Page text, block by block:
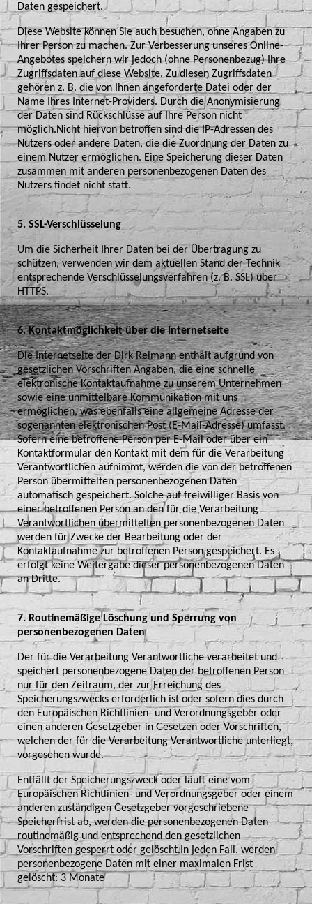
Daten gespeichert.
Diese Website können Sie auch besuchen, ohne Angaben zu
Ihrer Person zu machen. Zur Verbesserung unseres Online-
Angebotes speichern wir jedoch (ohne Personenbezug) Ihre
Zugriffsdaten auf diese Website. Zu diesen Zugriffsdaten
gehören z. B. die von Ihnen angeforderte Datei oder der
Name Ihres Internet-Providers. Durch die Anonymisierung
der Daten sind Rückschlüsse auf Ihre Person nicht
möglich.Nicht hiervon betroffen sind die IP-Adressen des
Nutzers oder andere Daten, die die Zuordnung der Daten zu
einem Nutzer ermöglichen. Eine Speicherung dieser Daten
zusammen mit anderen personenbezogenen Daten des
Nutzers findet nicht statt.
5. SSL-Verschlüsselung
Um die Sicherheit Ihrer Daten bei der Übertragung zu
schützen, verwenden wir dem aktuellen Stand der Technik
entsprechende Verschlüsselungsverfahren (z. B. SSL) über
HTTPS.
6. Kontaktmöglichkeit über die Internetseite
Die Internetseite der Dirk Reimann enthält aufgrund von
gesetzlichen Vorschriften Angaben, die eine schnelle
elektronische Kontaktaufnahme zu unserem Unternehmen
sowie eine unmittelbare Kommunikation mit uns
ermöglichen, was ebenfalls eine allgemeine Adresse der
sogenannten elektronischen Post (E-Mail-Adresse) umfasst.
Sofern eine betroffene Person per E-Mail oder über ein
Kontaktformular den Kontakt mit dem für die Verarbeitung
Verantwortlichen aufnimmt, werden die von der betroffenen
Person übermittelten personenbezogenen Daten
automatisch gespeichert. Solche auf freiwilliger Basis von
einer betroffenen Person an den für die Verarbeitung
Verantwortlichen übermittelten personenbezogenen Daten
werden für Zwecke der Bearbeitung oder der
Kontaktaufnahme zur betroffenen Person gespeichert. Es
erfolgt keine Weitergabe dieser personenbezogenen Daten
an Dritte.
7. Routinemäßige Löschung und Sperrung von
personenbezogenen Daten
Der für die Verarbeitung Verantwortliche verarbeitet und
speichert personenbezogene Daten der betroffenen Person
nur für den Zeitraum, der zur Erreichung des
Speicherungszwecks erforderlich ist oder sofern dies durch
den Europäischen Richtlinien- und Verordnungsgeber oder
einen anderen Gesetzgeber in Gesetzen oder Vorschriften,
welchen der für die Verarbeitung Verantwortliche unterliegt,
vorgesehen wurde.
Entfällt der Speicherungszweck oder läuft eine vom
Europäischen Richtlinien- und Verordnungsgeber oder einem
anderen zuständigen Gesetzgeber vorgeschriebene
Speicherfrist ab, werden die personenbezogenen Daten
routinemäßig und entsprechend den gesetzlichen
Vorschriften gesperrt oder gelöscht.In jeden Fall, werden
personenbezogene Daten mit einer maximalen Frist
gelöscht: 3 Monate